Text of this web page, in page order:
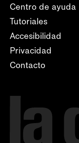
Centro de ayuda
Tutoriales
Accesibilidad
Privacidad
Contacto